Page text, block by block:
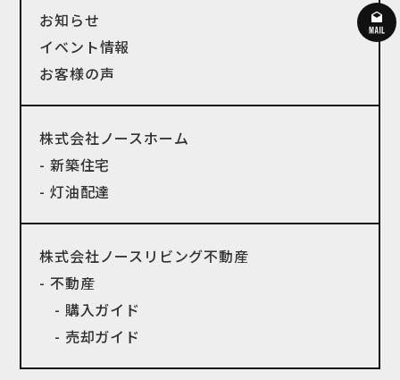
お知らせ
イベント情報
お客様の声
株式会社ノースホーム
- 新築住宅
- 灯油配達
株式会社ノースリビング不動産
- 不動産
- 購入ガイド
- 売却ガイド